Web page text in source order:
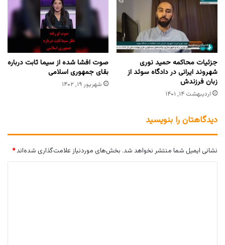
جزئیات محاکمه حمید نوری
شهروند ایرانی در دادگاه سوئد از
زبان فرزندش
اردیبهشت ۱۴, ۱۴۰۱
صوت افشا شده از سیما ثابت درباره
بقای جمهوری اسلامی
شهریور ۱۹, ۱۴۰۲
دیدگاهتان را بنویسید
نشانی ایمیل شما منتشر نخواهد شد. بخش‌های موردنیاز علامت‌گذاری شده‌اند*